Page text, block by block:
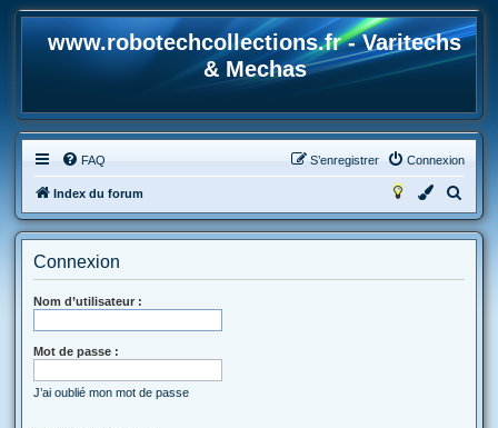
www.robotechcollections.fr - Varitechs
& Mechas
FAQ Connexion
S’enregistrer
Index du forum
e
Connexion
Nom d’utilisateur :
Mot de passe :
J’ai oublié mon mot de passe